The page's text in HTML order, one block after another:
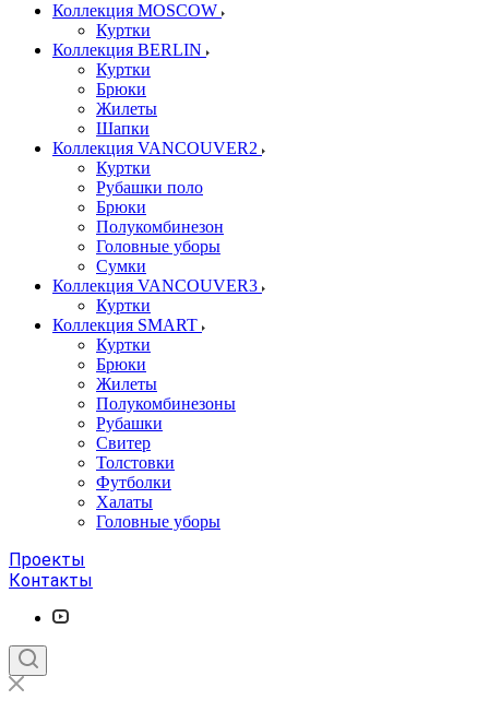
Коллекция MOSCOW
Куртки
Коллекция BERLIN
Куртки
Брюки
Жилеты
Шапки
Коллекция VANCOUVER2
Куртки
Рубашки поло
Брюки
Полукомбинезон
Головные уборы
Сумки
Коллекция VANCOUVER3
Куртки
Коллекция SMART
Куртки
Брюки
Жилеты
Полукомбинезоны
Рубашки
Свитер
Толстовки
Футболки
Халаты
Головные уборы
Проекты
Контакты